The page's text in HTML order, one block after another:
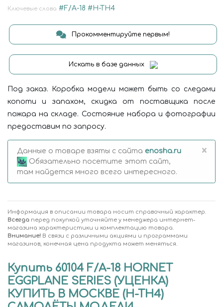
Ключевые слова #F/A-18 #H-TH4
Прокомментируйте первым!
Искать в базе данных
Под заказ. Коробка модели может быть со следами
копоти и запахом, скидка от поставщика после
пожара на складе. Состояние набора и фотографии
предоставим по запросу.
Данные о товаре взяты с сайта enosha.ru
Обязательно посетите этот сайт,
там найдется много всего интересного.
×
Информация в описании товара носит справочный характер.
Всегда перед покупкой уточняйте у менеджера интернет-
магазина характеристики и комплектацию товара.
Внимание! В связи с различными акциями и программами
магазинов, конечная цена продукта может меняться.
Купить 60104 F/A-18 HORNET
EGGPLANE SERIES (УЦЕНКА)
КУПИТЬ В МОСКВЕ (H-TH4)